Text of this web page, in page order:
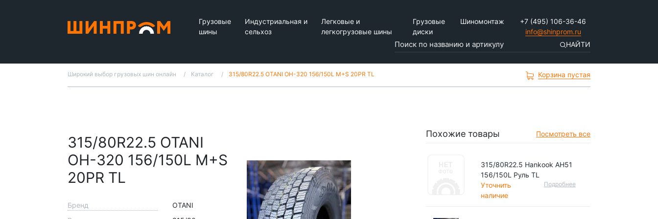
Грузовые
шины
Индустриальная и
сельхоз
Легковые и
легкогрузовые шины
Грузовые
диски
Шиномонтаж
+7 (495) 106-36-46
info@shinprom.ru
НАЙТИ
Широкий выбор грузовых шин онлайн Каталог 315/80R22.5 OTANI OH-320 156/150L M+S 20PR TL Корзина пустая
315/80R22.5 OTANI
OH-320 156/150L M+S
20PR TL
Бренд
OTANI
Похожие товары Посмотреть все
315/80R22.5 Hankook AH51
156/150L Руль TL
Уточнить
наличие
Подробнее